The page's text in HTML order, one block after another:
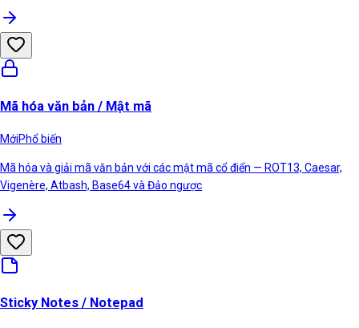
Mã hóa văn bản / Mật mã
MớiPhổ biến
Mã hóa và giải mã văn bản với các mật mã cổ điển — ROT13, Caesar,
Vigenère, Atbash, Base64 và Đảo ngược
Sticky Notes / Notepad